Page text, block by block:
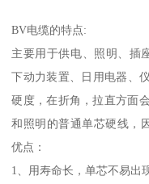
BV电缆的特点:
主要用于供电、照明、插
下动力装置、日用电器、
硬度，在折角，拉直方面
和照明的普通单芯硬线，
优点：
1、用寿命长，单芯不易出